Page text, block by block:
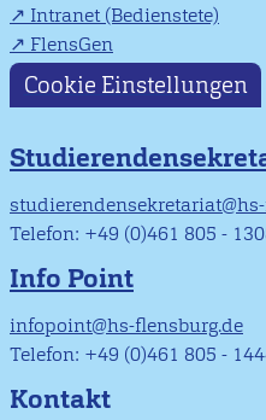
Intranet (Bedienstete)
FlensGen
Cookie Einstellungen
Telefon: +49 (0)461 805 -
Info Point
infopoint@hs-flensburg.de
Telefon: +49 (0)461 805 -
Kontakt